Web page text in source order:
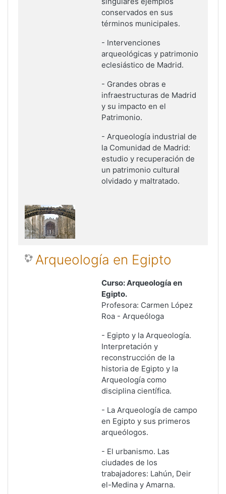
conservados en sus
términos municipales.
- Intervenciones
arqueológicas y patrimonio
eclesiástico de Madrid.
- Grandes obras e
infraestructuras de Madrid
y su impacto en el
Patrimonio.
- Arqueología industrial de
la Comunidad de Madrid:
estudio y recuperación de
un patrimonio cultural
olvidado y maltratado.
Arqueología en Egipto
Curso: Arqueología en
Egipto.
Profesora: Carmen López
Roa - Arqueóloga
- Egipto y la Arqueología.
Interpretación y
reconstrucción de la
historia de Egipto y la
Arqueología como
disciplina científica.
- La Arqueología de campo
en Egipto y sus primeros
arqueólogos.
- El urbanismo. Las
ciudades de los
trabajadores: Lahún, Deir
el-Medina y Amarna.